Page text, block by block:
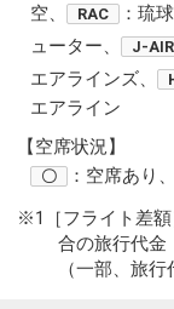
空、
RAC ：琉
ューター、
J-AIR
エアラインズ、
エアライン
【空席状況】
〇 ：空席あり、
※1［フライト差
合の旅行代金
（一部、旅